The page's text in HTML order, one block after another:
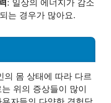
: 일상의 에너지가 감소
는 경우가 많아요.
의 몸 상태에 따라 다르
위의 증상들이 많이